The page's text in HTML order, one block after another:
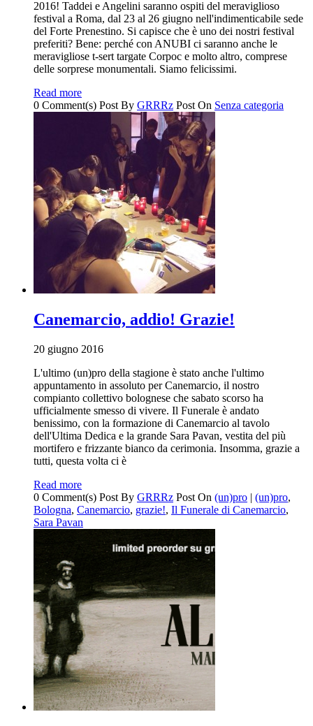
2016! Taddei e Angelini saranno ospiti del meraviglioso
festival a Roma, dal 23 al 26 giugno nell'indimenticabile sede
del Forte Prenestino. Si capisce che è uno dei nostri festival
preferiti? Bene: perché con ANUBI ci saranno anche le
meravigliose t-sert targate Corpoc e molto altro, comprese
delle sorprese monumentali. Siamo felicissimi.
Read more
0 Comment(s) Post By GRRRz Post On Senza categoria
Canemarcio, addio! Grazie!
20 giugno 2016
L'ultimo (un)pro della stagione è stato anche l'ultimo
appuntamento in assoluto per Canemarcio, il nostro
compianto collettivo bolognese che sabato scorso ha
ufficialmente smesso di vivere. Il Funerale è andato
benissimo, con la formazione di Canemarcio al tavolo
dell'Ultima Dedica e la grande Sara Pavan, vestita del più
mortifero e frizzante bianco da cerimonia. Insomma, grazie a
tutti, questa volta ci è
Read more
0 Comment(s) Post By GRRRz Post On (un)pro | (un)pro,
Bologna, Canemarcio, grazie!, Il Funerale di Canemarcio,
Sara Pavan